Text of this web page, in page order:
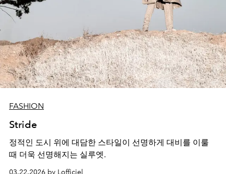
FASHION
Stride
정적인 도시 위에 대담한 스타일이 선명하게 대비를 이룰
때 더욱 선명해지는 실루엣.
03.22.2026 by Lofficiel